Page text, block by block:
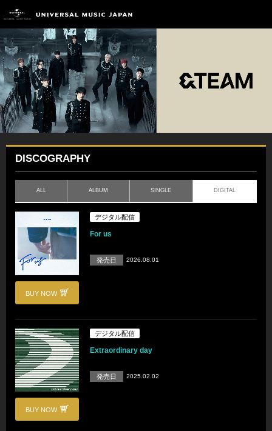
DISCOGRAPHY
ALL ALBUM SINGLE DIGITAL
BUY NOW
デジタル配信
For us
発売日 2026.08.01
BUY NOW
デジタル配信
Extraordinary day
発売日 2025.02.02